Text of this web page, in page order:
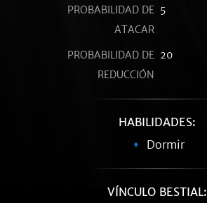
PROBABILIDAD DE
ATACAR
5
PROBABILIDAD DE
REDUCCIÓN
20
HABILIDADES:
Dormir
VÍNCULO BESTIAL: